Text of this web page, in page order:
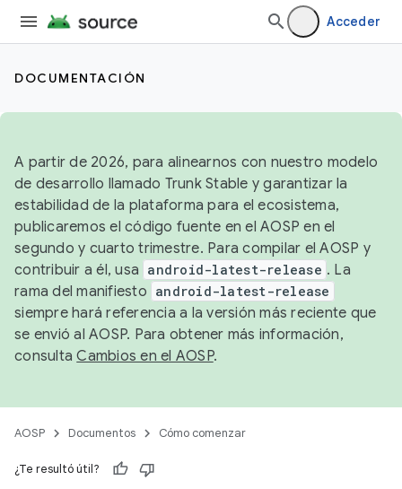
Acceder
DOCUMENTACIÓN
A partir de 2026, para alinearnos con nuestro modelo
de desarrollo llamado Trunk Stable y garantizar la
estabilidad de la plataforma para el ecosistema,
publicaremos el código fuente en el AOSP en el
segundo y cuarto trimestre. Para compilar el AOSP y
contribuir a él, usa android-latest-release . La
rama del manifiesto android-latest-release
siempre hará referencia a la versión más reciente que
se envió al AOSP. Para obtener más información,
consultaCambios en el AOSP.
AOSP Documentos Cómo comenzar
¿Te resultó útil?